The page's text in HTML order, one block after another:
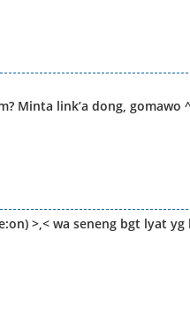
Minta link’a dong, gomawo
>,< wa seneng bgt lyat yg